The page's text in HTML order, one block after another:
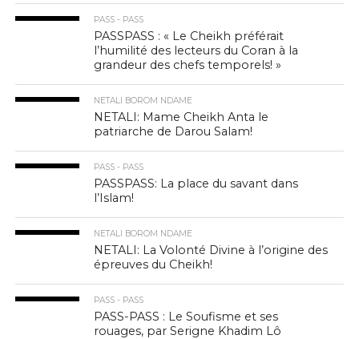
PASS - PASS
PASSPASS : « Le Cheikh préférait
l’humilité des lecteurs du Coran à la
grandeur des chefs temporels! »
NETALI BOROM NDAME
NETALI: Mame Cheikh Anta le
patriarche de Darou Salam!
PASS - PASS
PASSPASS: La place du savant dans
l’Islam!
NETALI BOROM NDAME
NETALI: La Volonté Divine à l’origine des
épreuves du Cheikh!
PASS - PASS
PASS-PASS : Le Soufisme et ses
rouages, par Serigne Khadim Lô